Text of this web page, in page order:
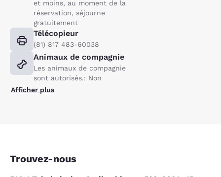
et moins, au moment de la
réservation, séjourne
gratuitement
Télécopieur
(81) 817 483-60038
Animaux de compagnie
Les animaux de compagnie
sont autorisés.: Non
Afficher plus
Trouvez-nous